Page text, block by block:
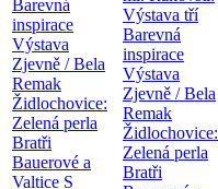
Barevná
inspirace
Výstava
Zjevně / Bela
Remak
Židlochovice:
Zelená perla
Bratři
Bauerové a
Valtice S
Výstava tří
Barevná
inspirace
Výstava
Zjevně / Bela
Remak
Židlochovice:
Zelená perla
Bratři